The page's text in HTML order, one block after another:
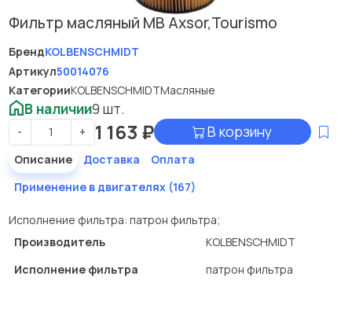
Фильтр масляный МВ Axsor,Tourismo
БрендKOLBENSCHMIDT
Артикул50014076
КатегорииKOLBENSCHMIDTМасляные
В наличии9 шт.
- + 1 163 ₽ В корзину
Описание Доставка
Оплата
Применение в двигателях (167)
Исполнение фильтра: патрон фильтра;
Производитель
KOLBENSCHMIDT
Исполнение фильтра
патрон фильтра